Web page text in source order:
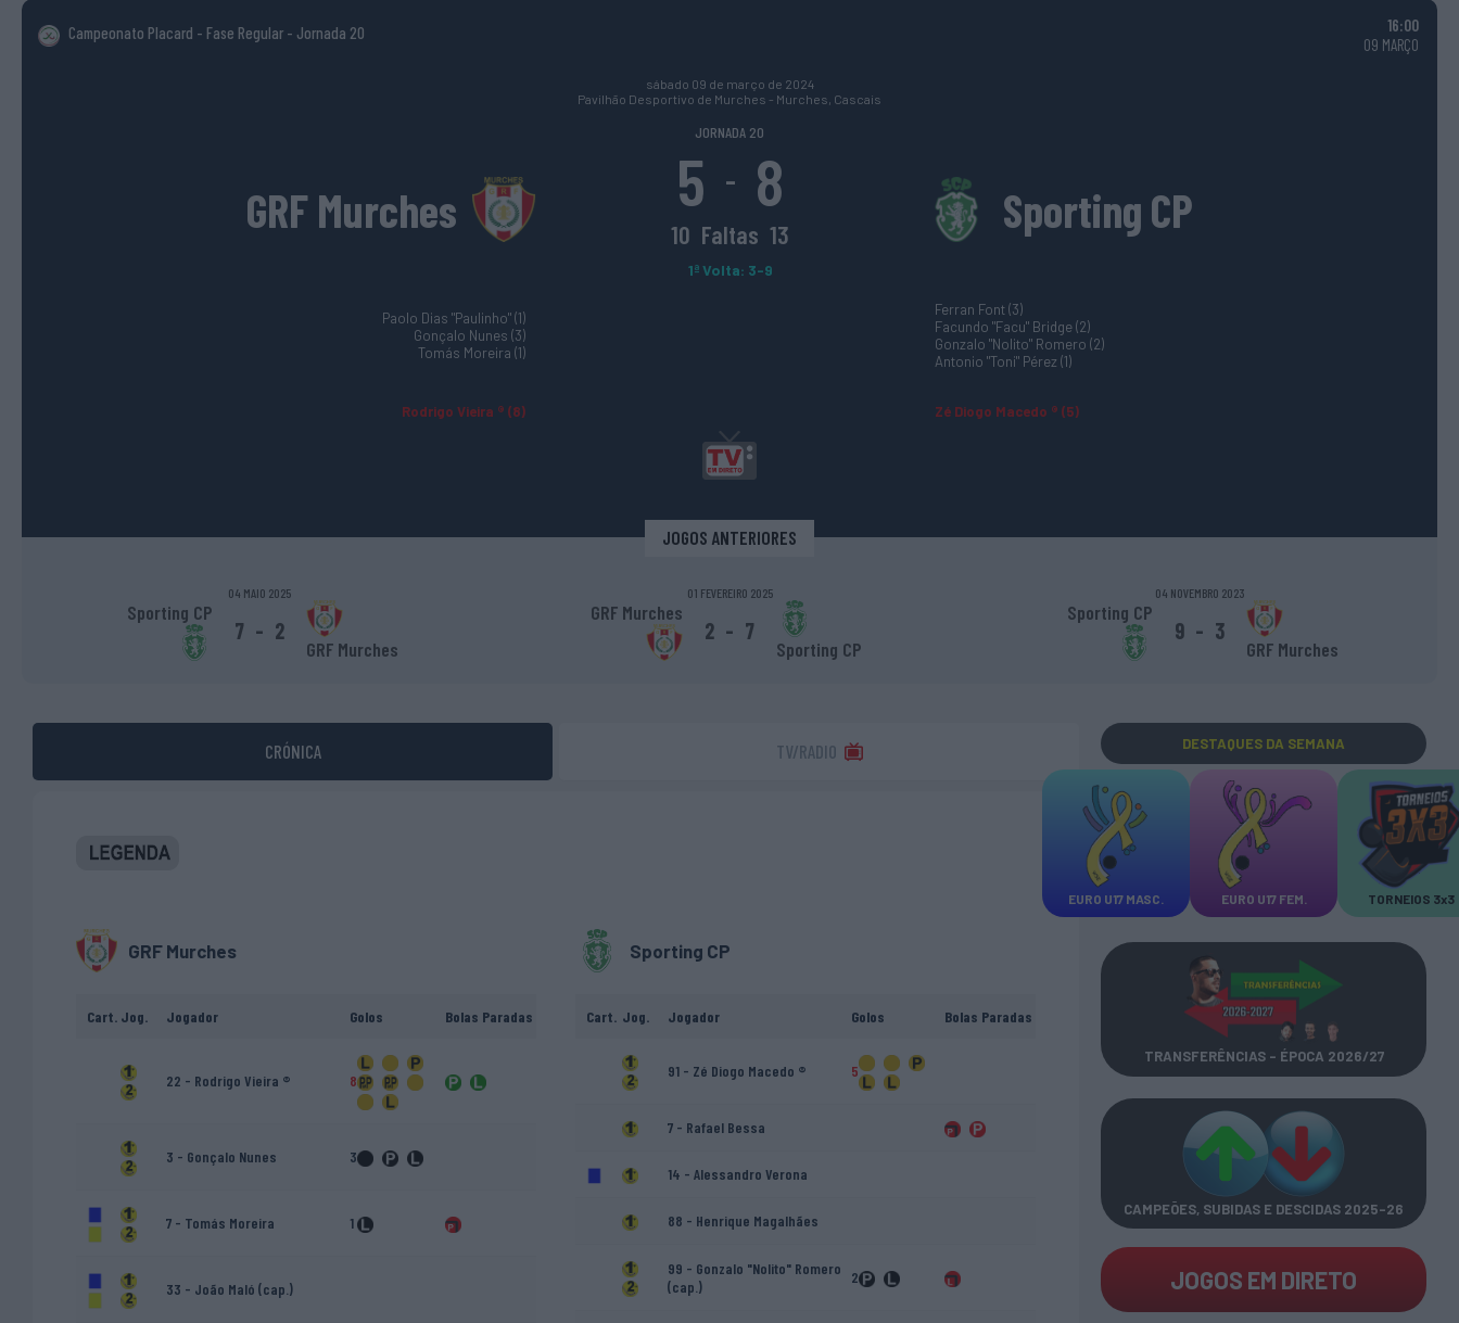
Campeonato Placard - Fase Regular - Jornada 20
16:00
09 MARÇO
sábado 09 de março de 2024
Pavilhão Desportivo de Murches - Murches, Cascais
JORNADA 20
GRF Murches 5 - 8
10 Faltas 13
1ª Volta: 3-9
Sporting CP
Paolo Dias "Paulinho" (1)
Gonçalo Nunes (3)
Tomás Moreira (1)
Ferran Font (3)
Facundo "Facu" Bridge (2)
Gonzalo "Nolito" Romero (2)
Antonio "Toni" Pérez (1)
Rodrigo Vieira ® (8) Zé Diogo Macedo ® (5)
JOGOS ANTERIORES
04 MAIO 2025
Sporting CP
7 - 2
GRF Murches
01 FEVEREIRO 2025
GRF Murches
2 - 7
Sporting CP
04 NOVEMBRO 2023
Sporting CP
9 - 3
GRF Murches
CRÓNICA TV/RADIO
GRF Murches
Cart. Jog. Jogador Golos Bolas Paradas
22 - Rodrigo Vieira ® 8
3 - Gonçalo Nunes 3
7 - Tomás Moreira 1
33 - João Maló (cap.)
Sporting CP
Cart. Jog. Jogador Golos Bolas Paradas
91 - Zé Diogo Macedo ® 5
7 - Rafael Bessa
14 - Alessandro Verona
88 - Henrique Magalhães
99 - Gonzalo "Nolito" Romero
(cap.)
2
DESTAQUES DA SEMANA
EURO U17 MASC. EURO U17 FEM. TORNEIOS 3x3
TRANSFERÊNCIAS - ÉPOCA 2026/27
CAMPEÕES, SUBIDAS E DESCIDAS 2025-26
JOGOS EM DIRETO